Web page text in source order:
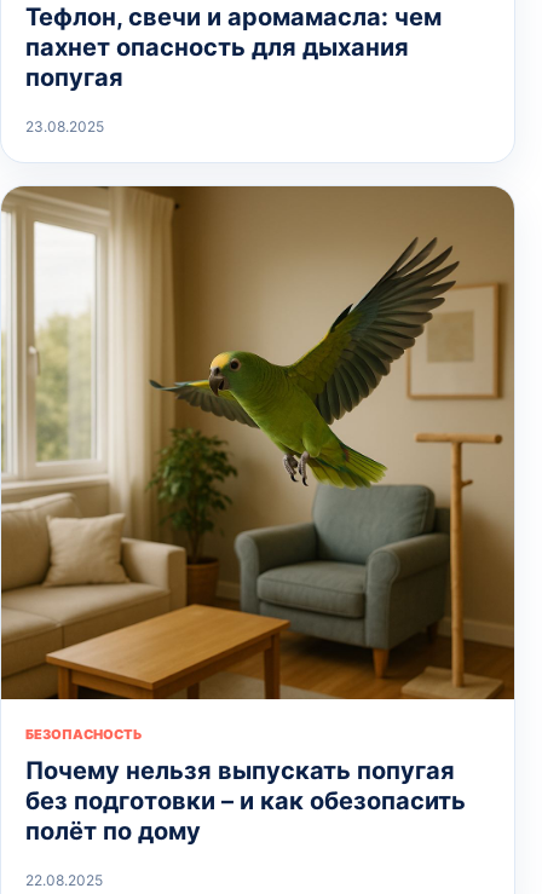
Тефлон, свечи и аромамасла: чем
пахнет опасность для дыхания
попугая
23.08.2025
БЕЗОПАСНОСТЬ
Почему нельзя выпускать попугая
без подготовки – и как обезопасить
полёт по дому
22.08.2025